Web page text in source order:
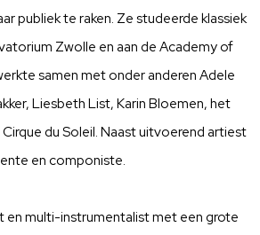
publiek te raken. Ze studeerde klassiek
Zwolle en aan de Academy of
samen met onder anderen Adele
Liesbeth List, Karin Bloemen, het
du Soleil. Naast uitvoerend artiest
en componiste.
en multi-instrumentalist met een grote